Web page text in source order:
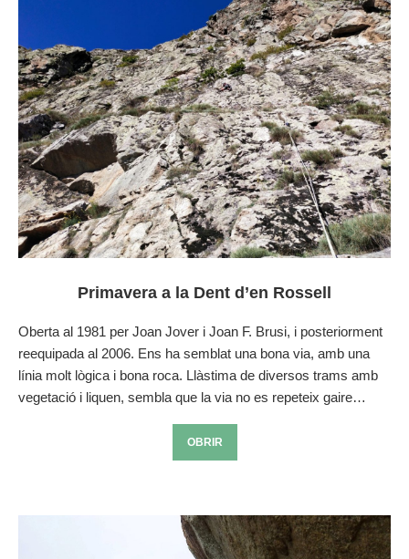
Primavera a la Dent d’en Rossell
Oberta al 1981 per Joan Jover i Joan F. Brusi, i posteriorment
reequipada al 2006. Ens ha semblat una bona via, amb una
línia molt lògica i bona roca. Llàstima de diversos trams amb
vegetació i liquen, sembla que la via no es repeteix gaire…
OBRIR